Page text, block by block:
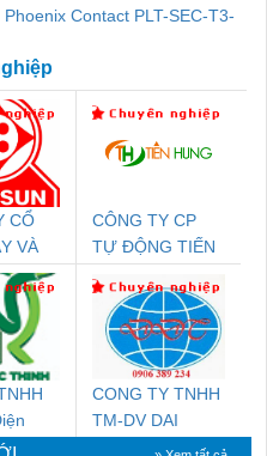
Phoenix Contact PLT-SEC-T3-
CỔ
VÀ
ĐÌNH
CÔNG TY CP
TỰ ĐỘNG TIẾN
Thịnh
CONG TY TNHH
TM-DV DAI
DONG THANH